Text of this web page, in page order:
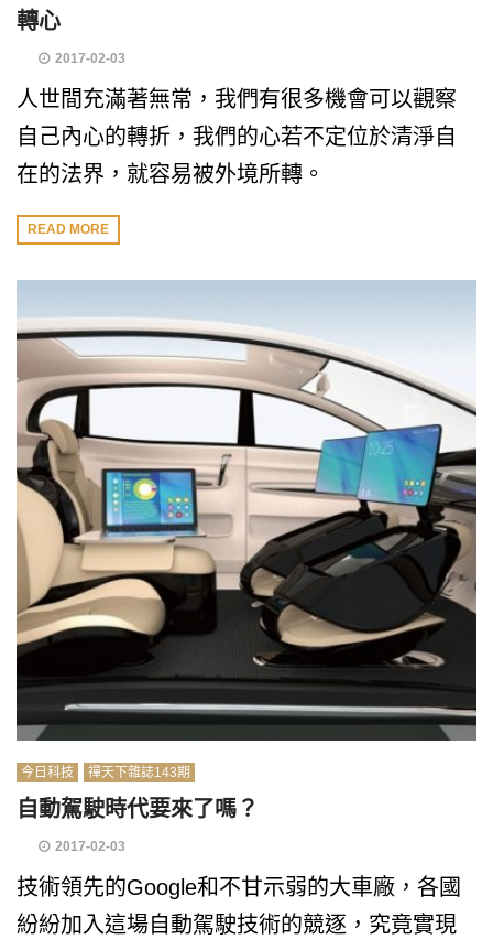
轉心
2017-02-03
人世間充滿著無常，我們有很多機會可以觀察
自己內心的轉折，我們的心若不定位於清淨自
在的法界，就容易被外境所轉。
READ MORE
今日科技 禪天下雜誌143期
自動駕駛時代要來了嗎？
2017-02-03
技術領先的Google和不甘示弱的大車廠，各國
紛紛加入這場自動駕駛技術的競逐，究竟實現